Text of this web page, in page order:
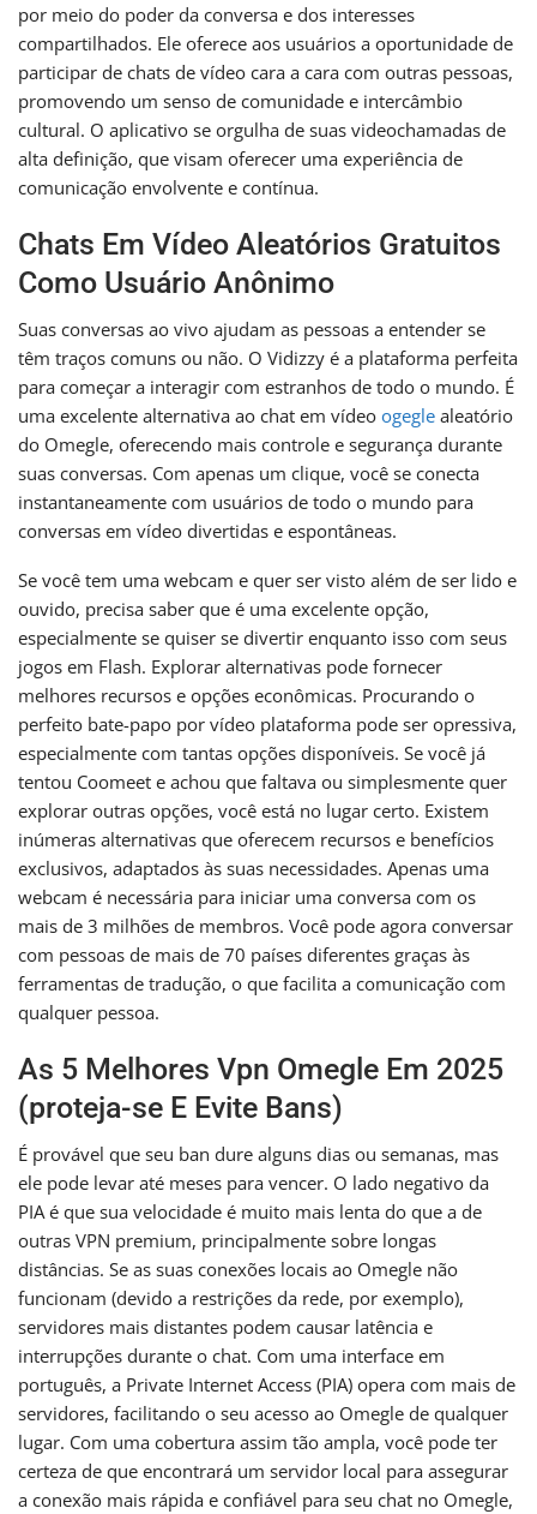
por meio do poder da conversa e dos interesses
compartilhados. Ele oferece aos usuários a oportunidade de
participar de chats de vídeo cara a cara com outras pessoas,
promovendo um senso de comunidade e intercâmbio
cultural. O aplicativo se orgulha de suas videochamadas de
alta definição, que visam oferecer uma experiência de
comunicação envolvente e contínua.
Chats Em Vídeo Aleatórios Gratuitos
Como Usuário Anônimo
Suas conversas ao vivo ajudam as pessoas a entender se
têm traços comuns ou não. O Vidizzy é a plataforma perfeita
para começar a interagir com estranhos de todo o mundo. É
uma excelente alternativa ao chat em vídeo ogegle aleatório
do Omegle, oferecendo mais controle e segurança durante
suas conversas. Com apenas um clique, você se conecta
instantaneamente com usuários de todo o mundo para
conversas em vídeo divertidas e espontâneas.
Se você tem uma webcam e quer ser visto além de ser lido e
ouvido, precisa saber que é uma excelente opção,
especialmente se quiser se divertir enquanto isso com seus
jogos em Flash. Explorar alternativas pode fornecer
melhores recursos e opções econômicas. Procurando o
perfeito bate-papo por vídeo plataforma pode ser opressiva,
especialmente com tantas opções disponíveis. Se você já
tentou Coomeet e achou que faltava ou simplesmente quer
explorar outras opções, você está no lugar certo. Existem
inúmeras alternativas que oferecem recursos e benefícios
exclusivos, adaptados às suas necessidades. Apenas uma
webcam é necessária para iniciar uma conversa com os
mais de 3 milhões de membros. Você pode agora conversar
com pessoas de mais de 70 países diferentes graças às
ferramentas de tradução, o que facilita a comunicação com
qualquer pessoa.
As 5 Melhores Vpn Omegle Em 2025
(proteja-se E Evite Bans)
É provável que seu ban dure alguns dias ou semanas, mas
ele pode levar até meses para vencer. O lado negativo da
PIA é que sua velocidade é muito mais lenta do que a de
outras VPN premium, principalmente sobre longas
distâncias. Se as suas conexões locais ao Omegle não
funcionam (devido a restrições da rede, por exemplo),
servidores mais distantes podem causar latência e
interrupções durante o chat. Com uma interface em
português, a Private Internet Access (PIA) opera com mais de
servidores, facilitando o seu acesso ao Omegle de qualquer
lugar. Com uma cobertura assim tão ampla, você pode ter
certeza de que encontrará um servidor local para assegurar
a conexão mais rápida e confiável para seu chat no Omegle,